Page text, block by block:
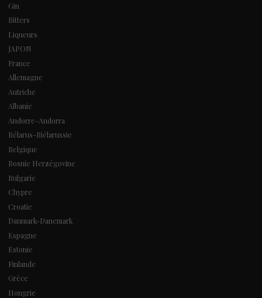
Gin
Bitters
Liqueurs
JAPON
France
Allemagne
Autriche
Albanie
Andorre-Andorra
Bélarus-Biélarussie
Belgique
Bosnie Herzégovine
Bulgarie
Chypre
Croatie
Danmark-Danemark
Espagne
Estonie
Finlande
Grèce
Hongrie